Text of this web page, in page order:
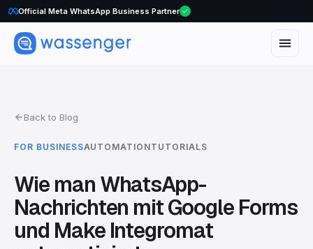
WhatsApp Voice Calls are here
Back to Blog
FOR BUSINESSAUTOMATIONTUTORIALS
Wie man WhatsApp-
Nachrichten mit Google Forms
und Make Integromat